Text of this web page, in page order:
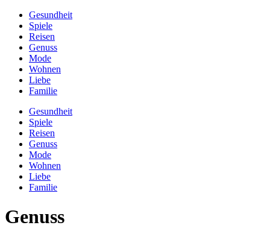
Gesundheit
Spiele
Reisen
Genuss
Mode
Wohnen
Liebe
Familie
Gesundheit
Spiele
Reisen
Genuss
Mode
Wohnen
Liebe
Familie
Genuss